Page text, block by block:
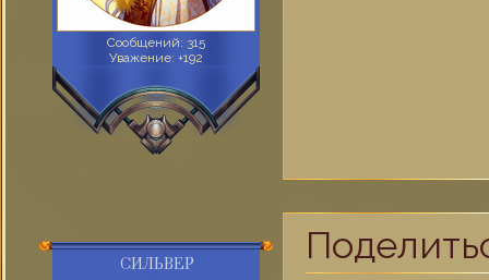
Сообщений: 315
Уважение: +192
СИЛЬВЕР